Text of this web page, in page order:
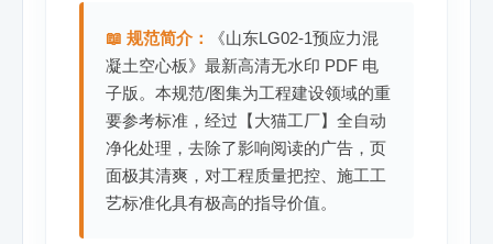
📖 规范简介：
《山东LG02-1预应力混
凝土空心板》最新高清无水印 PDF 电
子版。本规范/图集为工程建设领域的重
要参考标准，经过【大猫工厂】全自动
净化处理，去除了影响阅读的广告，页
面极其清爽，对工程质量把控、施工工
艺标准化具有极高的指导价值。